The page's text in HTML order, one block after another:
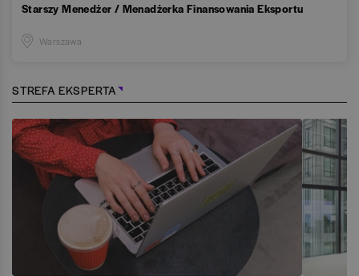
Starszy Menedżer / Menadżerka Finansowania Eksportu
Warszawa
STREFA EKSPERTA